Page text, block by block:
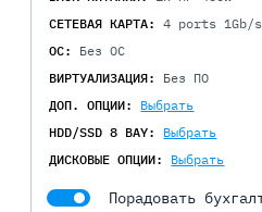
СЕТЕВАЯ КАРТА:
4 ports 1Gb/
ОС:
Без ОС
ВИРТУАЛИЗАЦИЯ:
Без ПО
ДОП. ОПЦИИ:
Выбрать
HDD/SSD 8 BAY:
Выбрать
ДИСКОВЫЕ ОПЦИИ:
Выбрать
Порадовать